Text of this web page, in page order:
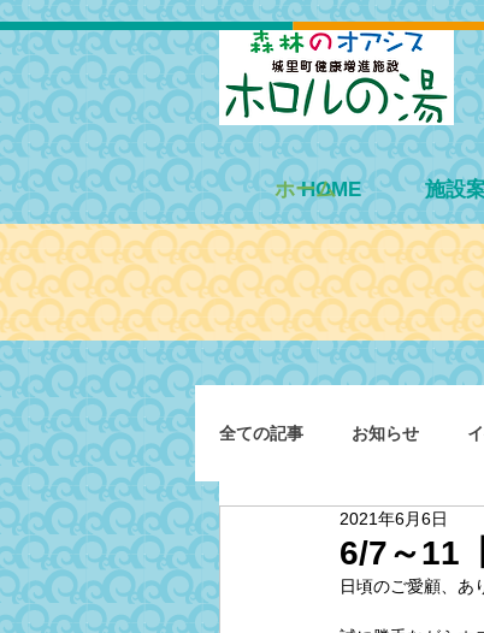
HOME 施設
ホーム
全ての記事 お知らせ
6/7～11
2021年6月6日
日頃のご愛顧、あ